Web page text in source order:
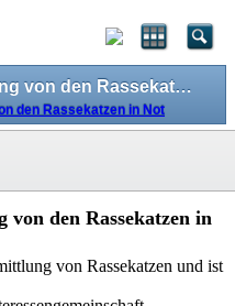
Wichtig - Info zur Vermittlung von den Rassekatzen in Not
den Rassekatzen in Not
den Rassekatzen in
von Rassekatzen und ist